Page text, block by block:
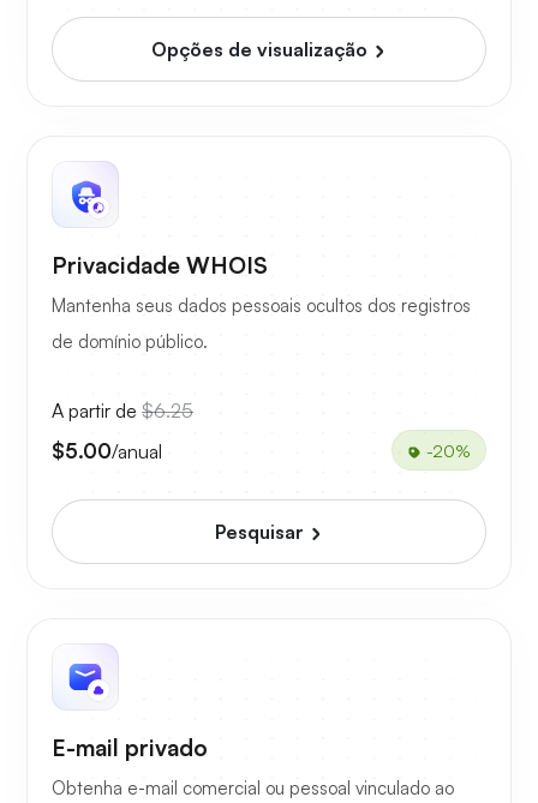
Opções de visualização
Privacidade WHOIS
Mantenha seus dados pessoais ocultos dos registros
de domínio público.
A partir de $6.25
$5.00/anual -20%
Pesquisar
E-mail privado
Obtenha e-mail comercial ou pessoal vinculado ao